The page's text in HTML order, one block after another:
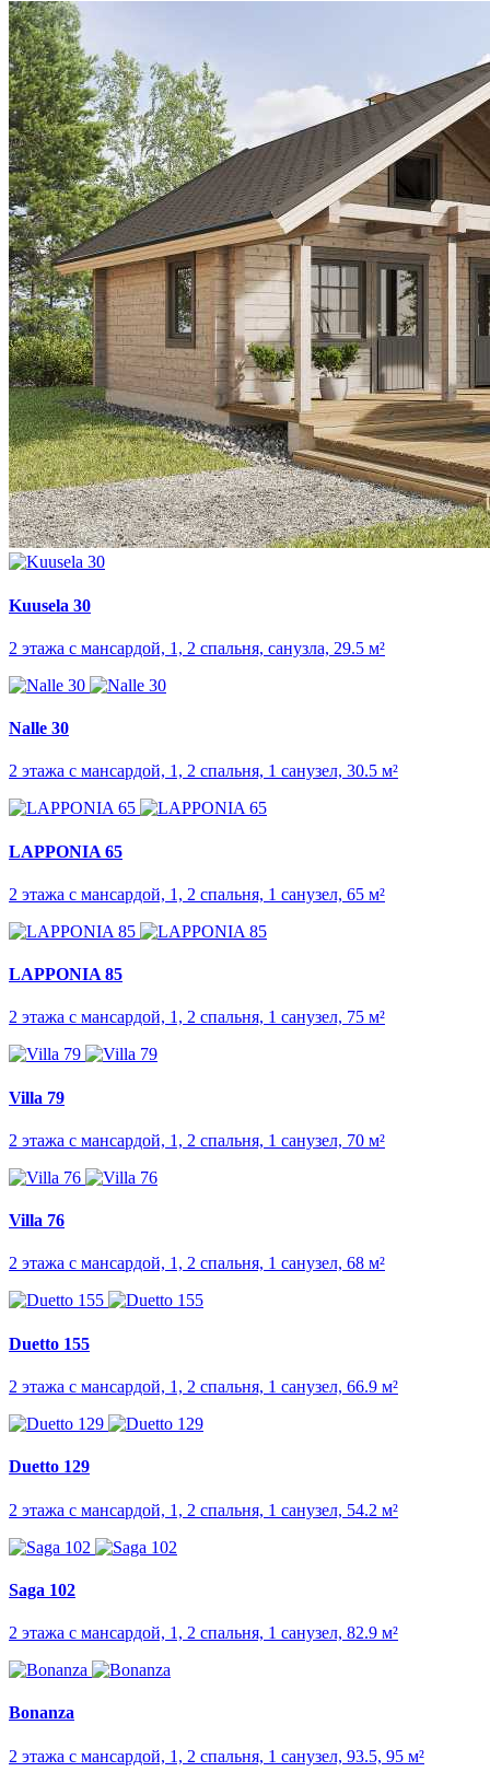
Kuusela 30
2 этажа с мансардой, 1, 2 спальня, санузла, 29.5 м²
Nalle 30
2 этажа с мансардой, 1, 2 спальня, 1 санузел, 30.5 м²
LAPPONIA 65
2 этажа с мансардой, 1, 2 спальня, 1 санузел, 65 м²
LAPPONIA 85
2 этажа с мансардой, 1, 2 спальня, 1 санузел, 75 м²
Villa 79
2 этажа с мансардой, 1, 2 спальня, 1 санузел, 70 м²
Villa 76
2 этажа с мансардой, 1, 2 спальня, 1 санузел, 68 м²
Duetto 155
2 этажа с мансардой, 1, 2 спальня, 1 санузел, 66.9 м²
Duetto 129
2 этажа с мансардой, 1, 2 спальня, 1 санузел, 54.2 м²
Saga 102
2 этажа с мансардой, 1, 2 спальня, 1 санузел, 82.9 м²
Bonanza
2 этажа с мансардой, 1, 2 спальня, 1 санузел, 93.5, 95 м²